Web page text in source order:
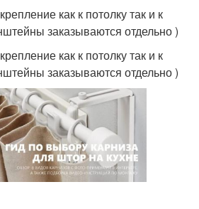
как к потолку так и к
заказываются отдельно )
как к потолку так и к
заказываются отдельно )